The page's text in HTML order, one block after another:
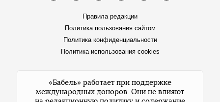
Правила редакции
Политика пользования сайтом
Политика конфиденциальности
Политика использования cookies
«Бабель» работает при поддержке
международных доноров. Они не влияют